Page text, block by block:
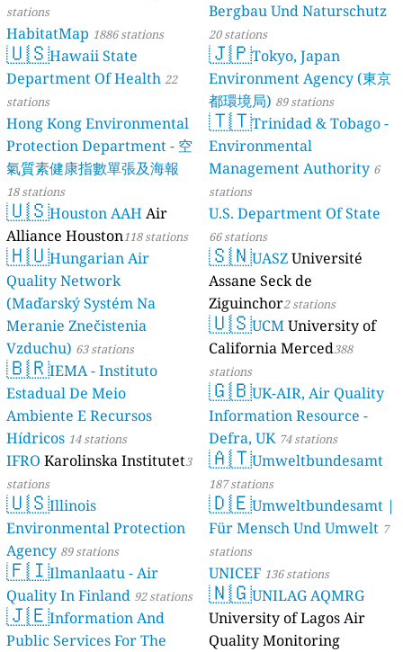
stations
HabitatMap 1886 stations
🇺🇸Hawaii State
Department Of Health 22
stations
Hong Kong Environmental
Protection Department - 空
氣質素健康指數單張及海報
18 stations
🇺🇸Houston AAH Air
Alliance Houston118 stations
🇭🇺Hungarian Air
Quality Network
(Maďarský Systém Na
Meranie Znečistenia
Vzduchu) 63 stations
🇧🇷IEMA - Instituto
Estadual De Meio
Ambiente E Recursos
Hídricos 14 stations
IFRO Karolinska Institutet3
stations
🇺🇸Illinois
Environmental Protection
Agency 89 stations
🇫🇮Ilmanlaatu - Air
Quality In Finland 92 stations
🇯🇪Information And
Public Services For The
Bergbau Und Naturschutz
20 stations
🇯🇵Tokyo, Japan
Environment Agency (東京
都環境局) 89 stations
🇹🇹Trinidad & Tobago -
Environmental
Management Authority 6
stations
U.S. Department Of State
66 stations
🇸🇳UASZUniversité
Assane Seck de
Ziguinchor2 stations
🇺🇸UCMUniversity of
California Merced388
stations
🇬🇧UK-AIR, Air Quality
Information Resource -
Defra, UK 74 stations
🇦🇹Umweltbundesamt
187 stations
🇩🇪Umweltbundesamt |
Für Mensch Und Umwelt 7
stations
UNICEF 136 stations
🇳🇬UNILAG AQMRG
University of Lagos Air
Quality Monitoring